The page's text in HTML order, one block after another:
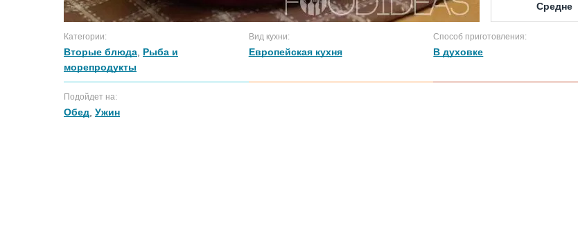
Средне
Категории:
Вторые блюда Рыба и
морепродукты
Вид кухни:
Европейская кухня
Способ приготовления:
В духовке
Подойдет на:
Обед Ужин